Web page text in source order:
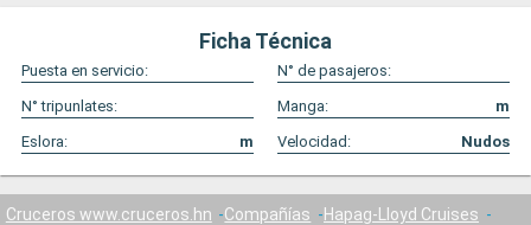
Ficha Técnica
Puesta en servicio:
N° de pasajeros:
N° tripunlates:
Manga:
m
Eslora:
m Velocidad: Nudos
Cruceros www.cruceros.hn Compañías
Hapag-Lloyd Cruises